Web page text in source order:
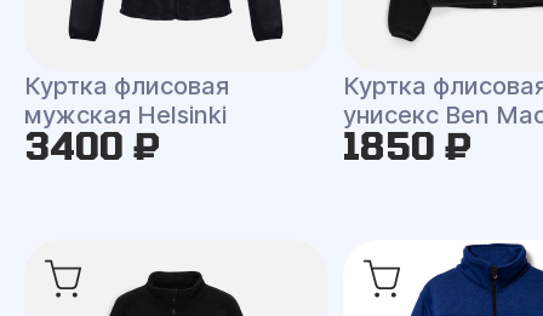
Куртка флисовая
мужская Helsinki
3400 ₽
Куртка
унисекс Ben
1850 ₽